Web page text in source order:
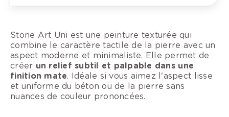
Stone Art Uni est une peinture texturée qui
combine le caractère tactile de la pierre avec un
aspect moderne et minimaliste. Elle permet de
créer un relief subtil et palpable dans une
finition mate. Idéale si vous aimez l'aspect lisse
et uniforme du béton ou de la pierre sans
nuances de couleur prononcées.